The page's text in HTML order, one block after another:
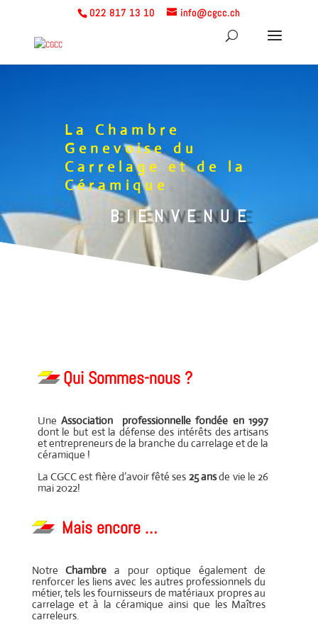
022 817 13 10 info@cgcc.ch
La Chambre
Genevoise du
Carrelage et de la
Céramique
BIENVENUE
Qui Sommes-nous ?
Une Association professionnelle fondée en 1997
dont le but est la défense des intérêts des artisans
et entrepreneurs de la branche du carrelage et de la
céramique !
La CGCC est fière d’avoir fêté ses 25 ansde vie le 26
mai 2022!
Mais encore …
NotreChambre a pour optique également de
renforcer les liens avec les autres professionnels du
métier, tels les fournisseurs de matériaux propres au
carrelage et à la céramique ainsi que les Maîtres
carreleurs.